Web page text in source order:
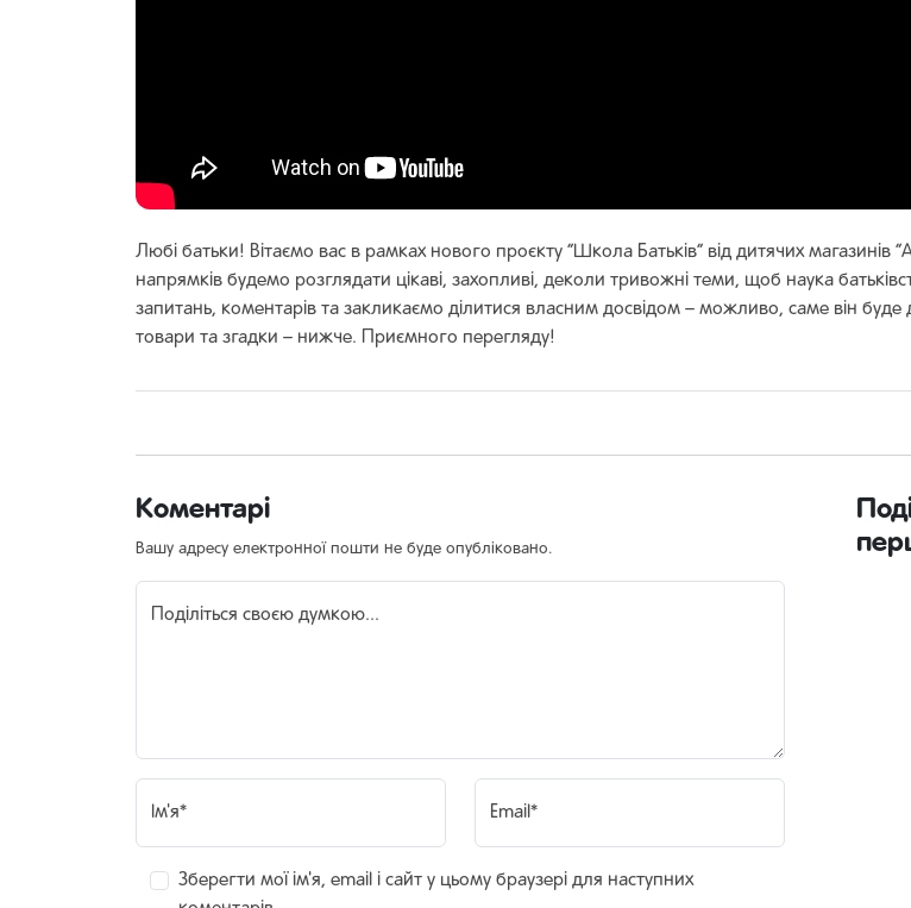
Любі батьки! Вітаємо вас в рамках нового проєкту “Школа Батьків” від дитячих
напрямків будемо розглядати цікаві, захопливі, деколи тривожні теми, щоб наука
запитань, коментарів та закликаємо ділитися власним досвідом – можливо, саме він
товари та згадки – нижче. Приємного перегляду!
Коментарі
Вашу адресу електронної пошти не буде опубліковано.
Поділіться своєю думкою...
Ім'я* Email*
Зберегти мої ім'я, email і сайт у цьому браузері для наступних